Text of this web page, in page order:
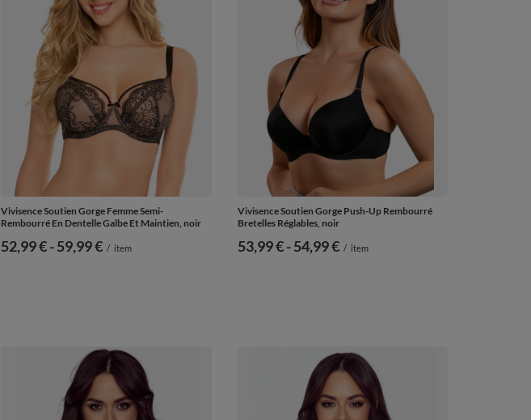
Vivisence Soutien Gorge Femme Semi-
Rembourré En Dentelle Galbe Et Maintien, noir
de
52,99 €-vers le bas
59,99 € / item
Vivisence Soutien Gorge Push-Up Rembourré
Bretelles Réglables, noir
de
53,99 €-vers le bas
54,99 € / item